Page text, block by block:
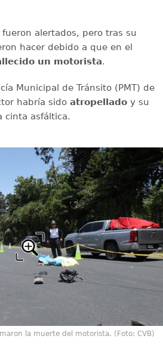
alertados, pero tras su
hacer debido a que en el
un motorista.
Municipal de Tránsito (PMT) de
habría sido atropelladoy su
cinta asfáltica.
la muerte del motorista. (Foto: CVB)